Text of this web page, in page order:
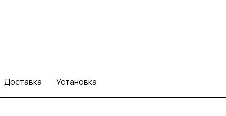
Доставка Установка